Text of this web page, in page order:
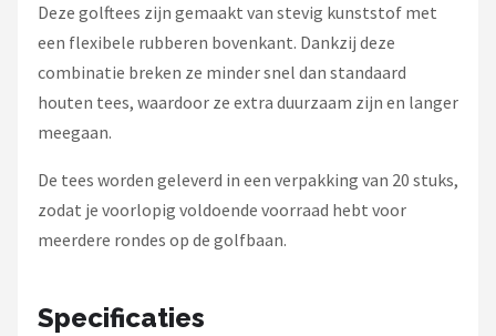
Deze golftees zijn gemaakt van stevig kunststof met
een flexibele rubberen bovenkant. Dankzij deze
combinatie breken ze minder snel dan standaard
houten tees, waardoor ze extra duurzaam zijn en langer
meegaan.
De tees worden geleverd in een verpakking van 20 stuks,
zodat je voorlopig voldoende voorraad hebt voor
meerdere rondes op de golfbaan.
Specificaties